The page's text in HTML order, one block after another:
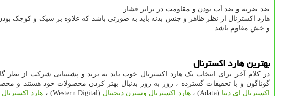
ضد ضربه و ضد آب بودن و مقاومت در برابر فشار
هارد اکسترنال از نظر ظاهر و جنس بدنه باید به صورتی باشد که علاوه بر سبک و
و خش مقاوم باشد .
بهترین هارد اکسترنال
در کلام آخر برای انتخاب یک هارد اکسترنال خوب باید به برند و پشتیبانی شرکت از نظر
گوناگون و با تحقیقات گسترده ، روز به روز بدنبال بهتر کردن محصولات خود هستند و
اکسترنال ای دیتا (Adata) ، هارد اکسترنال وسترن دیجیتال (Western Digital) ، هارد